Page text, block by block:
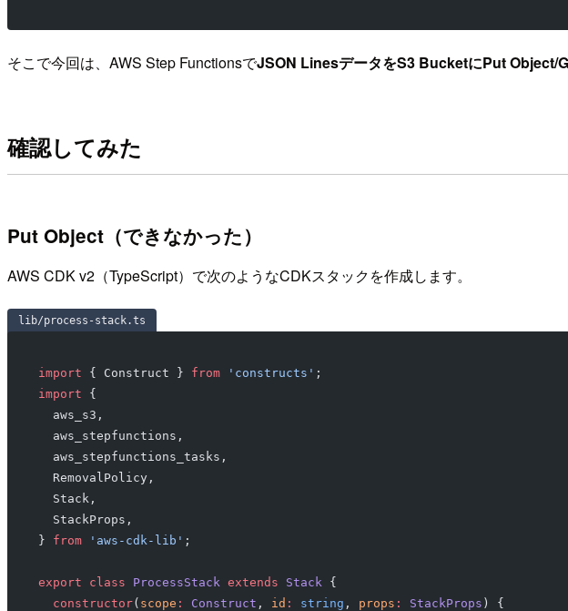
そこで今回は、AWS Step FunctionsでJSON LinesデータをS3 BucketにPut Object/
確認してみた
Put Object（できなかった）
AWS CDK v2（TypeScript）で次のようなCDKスタックを作成します。
lib/process-stack.ts
import { Construct } from 'constructs' ;
import {
  aws_s3,
  aws_stepfunctions,
  aws_stepfunctions_tasks,
  RemovalPolicy,
  Stack,
  StackProps,
} from 'aws-cdk-lib' ;
export class ProcessStack extends Stack {
  constructor
( scope : Construct , id : string , props : StackProps ) {